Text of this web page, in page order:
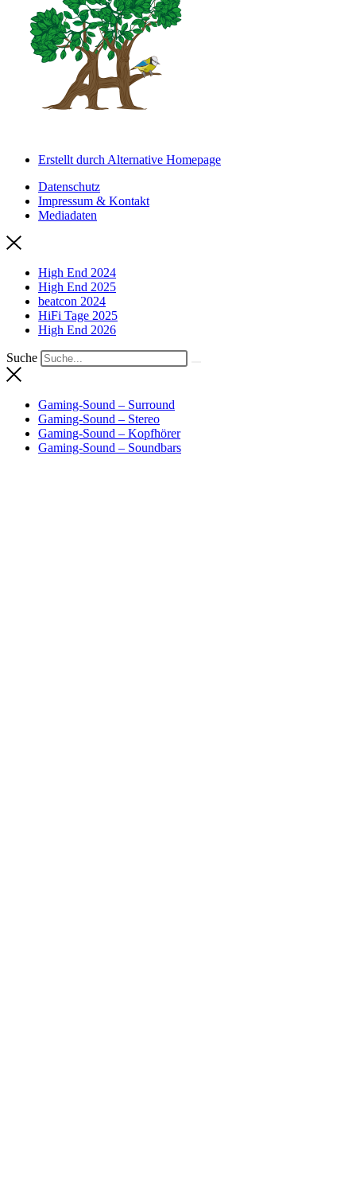
Erstellt durch Alternative Homepage
Datenschutz
Impressum & Kontakt
Mediadaten
High End 2024
High End 2025
beatcon 2024
HiFi Tage 2025
High End 2026
Suche
Gaming-Sound – Surround
Gaming-Sound – Stereo
Gaming-Sound – Kopfhörer
Gaming-Sound – Soundbars